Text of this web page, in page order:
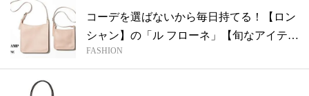
コーデを選ばないから毎日持てる！【ロン
シャン】の「ル フローネ」【旬なアイテム
S...
FASHION